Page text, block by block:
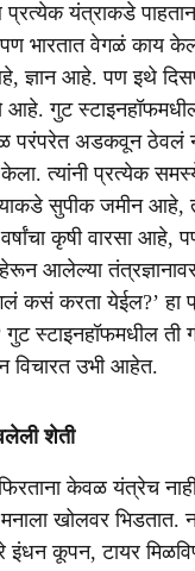
यंत्राकडे
भारतात वेगळं काय
ज्ञान आहे. पण इथे
आहे. गुट
परंपरेत अडकवून ठेवलं
केला. त्यांनी प्रत्येक
सुपीक जमीन
कृषी वारसा
आलेल्या
करता येईल?’ हा
गुट स्टाइनहॉफमधील
विचारत उभी आहेत.
शेती
केवळ यंत्रेच
खोलवर भिडतात.
इंधन कूपन, टायर